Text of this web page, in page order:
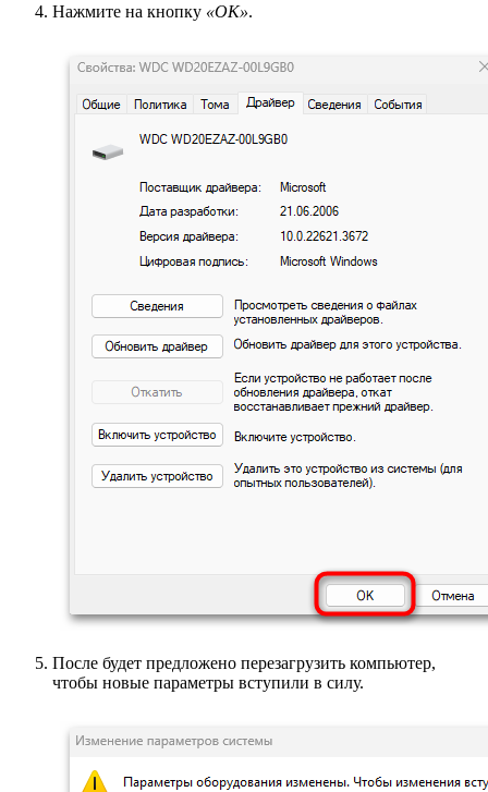
Нажмите на кнопку «ОК».
После будет предложено перезагрузить компьютер,
чтобы новые параметры вступили в силу.